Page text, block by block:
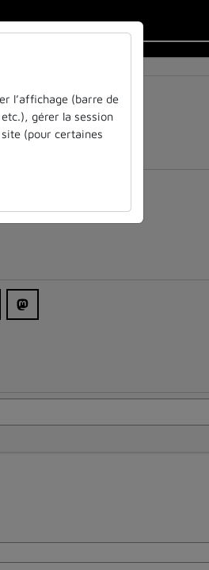
l’affichage (barre de
gérer la session
(pour certaines